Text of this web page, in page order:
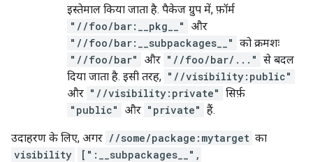
इस्तेमाल किया जाता है. पैकेज ग्रुप में, फ़ॉर्म
"//foo/bar:__pkg__"
और
"//foo/bar:__subpackages__" को क्रमशः
"//foo/bar"
और "//foo/bar/..." से बदल
दिया जाता है. इसी तरह, "//visibility:public"
और "//visibility:private" सिर्फ़
"public"
और "private" हैं.
उदाहरण के लिए, अगर //some/package:mytarget का
visibility
[":__subpackages__",